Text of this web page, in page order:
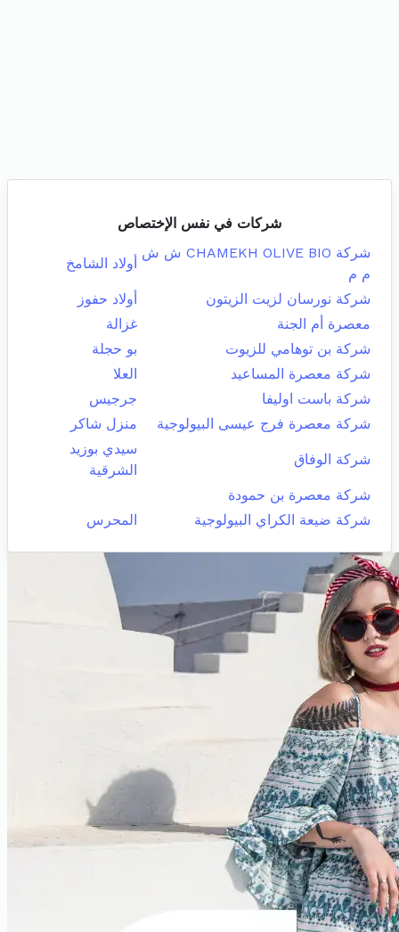
شركات في نفس الإختصاص
شركة CHAMEKH OLIVE BIO ش ش
م م
أولاد الشامخ
شركة نورسان لزيت الزيتون
أولاد حفوز
معصرة أم الجنة
غزالة
شركة بن توهامي للزيوت
بو حجلة
شركة معصرة المساعيد
العلا
شركة باست اوليفا
جرجيس
شركة معصرة فرج عيسى البيولوجية
منزل شاكر
شركة الوفاق
سيدي بوزيد
الشرقية
شركة معصرة بن حمودة
شركة ضيعة الكراي البيولوجية
المحرس